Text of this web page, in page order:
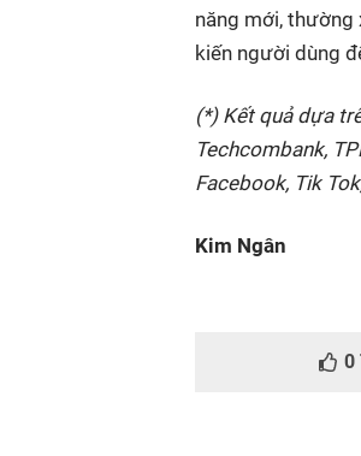
năng mới, thường
kiến người dùng
(*) Kết quả dựa
Techcombank,
Facebook, Tik
Kim Ngân
0